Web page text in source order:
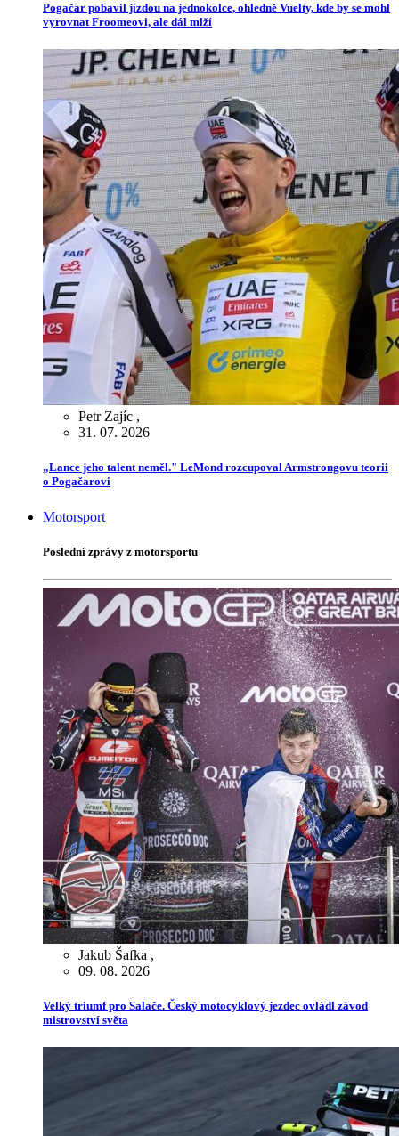
Pogačar pobavil jízdou na jednokolce, ohledně Vuelty, kde by se mohl
vyrovnat Froomeovi, ale dál mlží
Petr Zajíc ,
31. 07. 2026
„Lance jeho talent neměl." LeMond rozcupoval Armstrongovu teorii
o Pogačarovi
Motorsport
Poslední zprávy z motorsportu
Jakub Šafka ,
09. 08. 2026
Velký triumf pro Salače. Český motocyklový jezdec ovládl závod
mistrovství světa